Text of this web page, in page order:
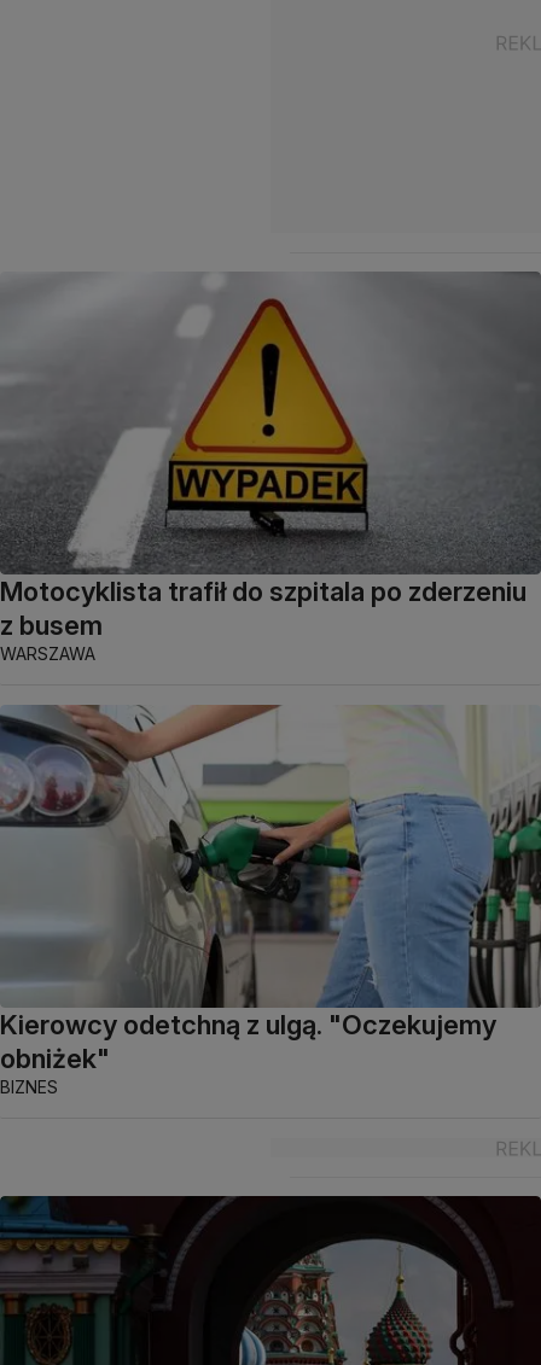
Motocyklista trafił do szpitala po zderzeniu
z busem
WARSZAWA
Kierowcy odetchną z ulgą. "Oczekujemy
obniżek"
BIZNES